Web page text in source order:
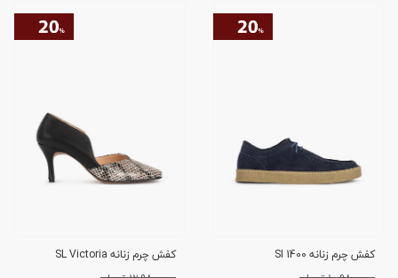
کفش چرم زنانه SI 1400
کفش چرم زنانه SL Victoria